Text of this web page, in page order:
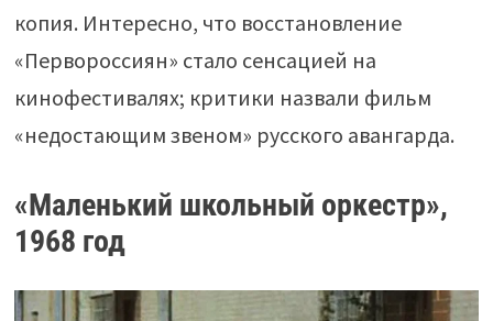
копия. Интересно, что восстановление
«Первороссиян» стало сенсацией на
кинофестивалях; критики назвали фильм
«недостающим звеном» русского авангарда.
«Маленький школьный оркестр»,
1968 год